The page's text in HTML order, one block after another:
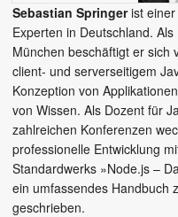
Sebastian Springerist einer
Experten in Deutschland.
München beschäftigt er sich
client- und serverseitigem
Konzeption von
von Wissen. Als Dozent für
zahlreichen Konferenzen
professionelle Entwicklung
Standardwerks »Node.js –
ein umfassendes Handbuch
geschrieben.